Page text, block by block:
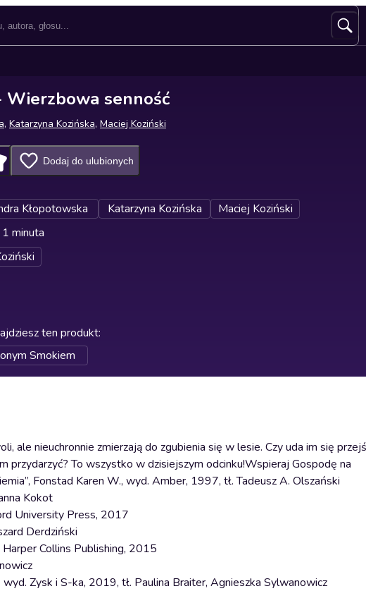
Wierzbowa senność
, Katarzyna Kozińska, Maciej Koziński
Dodaj do ulubionych
Kłopotowska Katarzyna Kozińska
Maciej Koziński
minuta
ten produkt:
Smokiem
nieuchronnie zmierzają do zgubienia się w lesie. Czy uda im się
przydarzyć? To wszystko w dzisiejszym odcinku!Wspieraj Gospodę na
Fonstad Karen W., wyd. Amber, 1997, tł. Tadeusz A. Olszański
Kokot
University Press, 2017
Derdziński
Collins Publishing, 2015
Zysk i S-ka, 2019, tł. Paulina Braiter, Agnieszka Sylwanowicz